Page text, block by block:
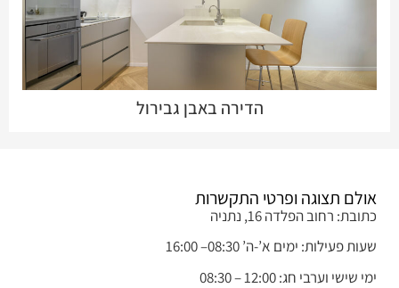
הדירה באבן גבירול
אולם תצוגה ופרטי התקשרות
כתובת: רחוב הפלדה 16, נתניה
שעות פעילות: ימים א’-ה’ 08:30– 16:00
ימי שישי וערבי חג: 12:00 – 08:30